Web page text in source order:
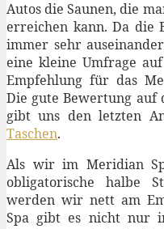
Autos die Saunen, die
erreichen kann. Da die
immer sehr
eine kleine Umfrage
Empfehlung für das
Die gute Bewertung auf
gibt uns den letzten
Taschen.
Als wir im Meridian
obligatorische halbe
werden wir nett am
Spa gibt es nicht nur